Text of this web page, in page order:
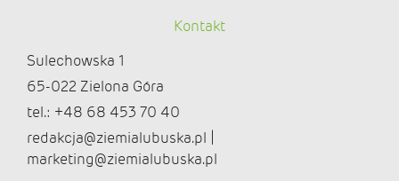
Kontakt
Sulechowska 1
65-022 Zielona Góra
tel.: +48 68 453 70 40
redakcja@ziemialubuska.pl |
marketing@ziemialubuska.pl